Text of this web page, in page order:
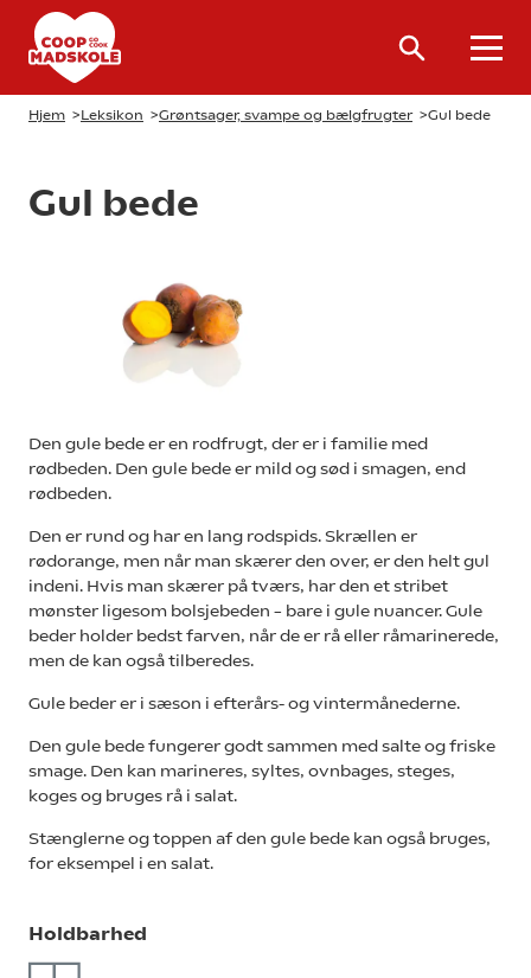
Hjem >Leksikon >Grøntsager, svampe og bælgfrugter >Gul bede
Gul bede
Den gule bede er en rodfrugt, der er i familie med
rødbeden. Den gule bede er mild og sød i smagen, end
rødbeden.
Den er rund og har en lang rodspids. Skrællen er
rødorange, men når man skærer den over, er den helt gul
indeni. Hvis man skærer på tværs, har den et stribet
mønster ligesom bolsjebeden – bare i gule nuancer. Gule
beder holder bedst farven, når de er rå eller råmarinerede,
men de kan også tilberedes.
Gule beder er i sæson i efterårs- og vintermånederne.
Den gule bede fungerer godt sammen med salte og friske
smage. Den kan marineres, syltes, ovnbages, steges,
koges og bruges rå i salat.
Stænglerne og toppen af den gule bede kan også bruges,
for eksempel i en salat.
Holdbarhed